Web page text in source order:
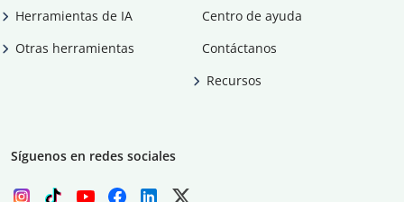
Herramientas de IA
Otras herramientas
Centro de ayuda
Contáctanos
Recursos
Síguenos en redes sociales